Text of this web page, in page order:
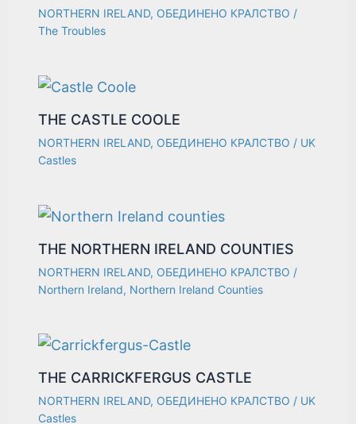
NORTHERN IRELAND, ОБЕДИНЕНО КРАЛСТВО /
The Troubles
THE CASTLE COOLE
NORTHERN IRELAND, ОБЕДИНЕНО КРАЛСТВО / UK
Castles
THE NORTHERN IRELAND COUNTIES
NORTHERN IRELAND, ОБЕДИНЕНО КРАЛСТВО /
Northern Ireland, Northern Ireland Counties
THE CARRICKFERGUS CASTLE
NORTHERN IRELAND, ОБЕДИНЕНО КРАЛСТВО / UK
Castles